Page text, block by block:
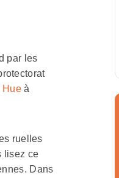
par les
Hue à
ruelles
lisez ce
Dans